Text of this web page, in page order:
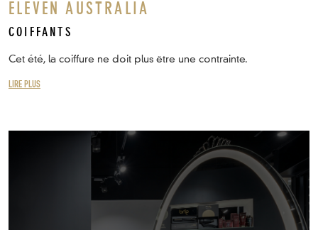
ELEVEN AUSTRALIA
COIFFANTS
Cet été, la coiffure ne doit plus être une contrainte.
LIRE PLUS